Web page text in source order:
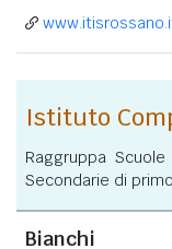
Istituto
Raggruppa
Secondarie di
Bianchi